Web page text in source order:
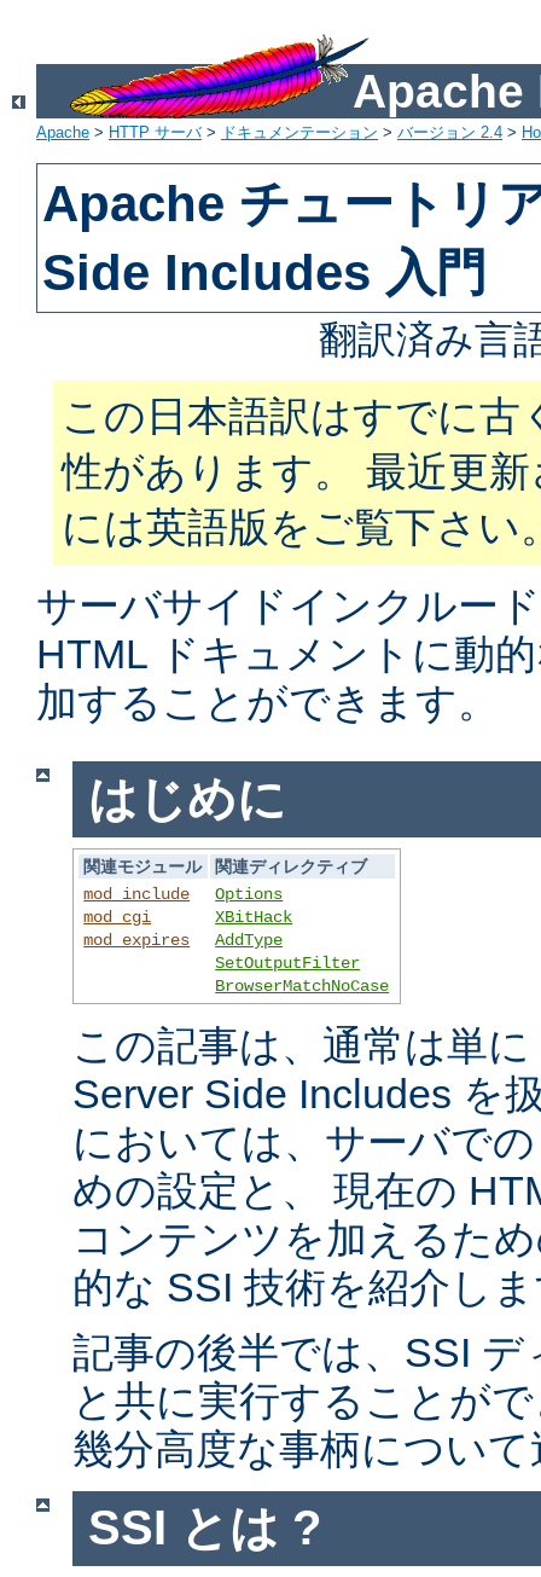
Apache
Apache > HTTP サーバ> ドキュメンテーション > バージョン 2.4 >
Apache チュートリ
Side Includes 入門
翻訳済み言
この日本語訳はすでに古
性があります。 最近更
には英語版をご覧下さい
サーバサイドインクルー
HTML ドキュメントに動
加することができます。
はじめに
関連モジュール
関連ディレクティブ
mod_include
mod_cgi
mod_expires
Options
XBitHack
AddType
SetOutputFilter
BrowserMatchNoCase
この記事は、通常は単
Server Side Includes を
においては、サーバで
めの設定と、 現在の
コンテンツを加えるた
的な SSI 技術を紹介し
記事の後半では、SSI
と共に実行することが
幾分高度な事柄につい
SSI とは ?